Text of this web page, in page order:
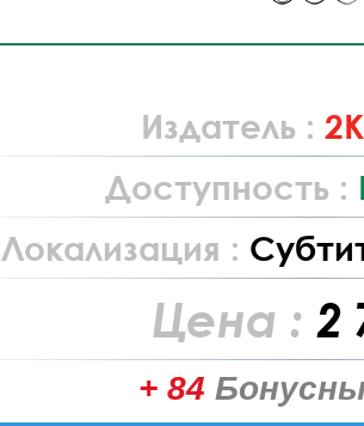
Издатель :
Доступность :
Локализация :
Цена : 2
+ 84